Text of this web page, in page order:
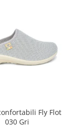
Fly Flot
030 Gri